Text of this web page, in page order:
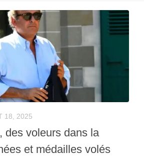
18, 2025
des voleurs dans la
et médailles volés